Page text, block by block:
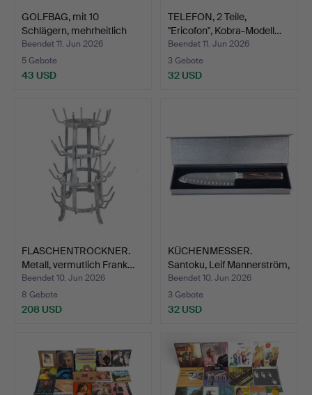
GOLFBAG, mit 10
Schlägern, mehrheitlich
Co…
Beendet 11. Jun 2026
5 Gebote
43 USD
TELEFON, 2 Teile,
"Ericofon", Kobra-Modell…
Beendet 11. Jun 2026
3 Gebote
32 USD
FLASCHENTROCKNER.
Metall, vermutlich Frank…
Beendet 10. Jun 2026
8 Gebote
208 USD
KÜCHENMESSER.
Santoku, Leif Mannerström,
i…
Beendet 10. Jun 2026
3 Gebote
32 USD